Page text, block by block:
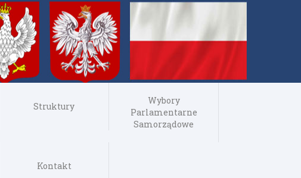
Struktury
Wybory
Parlamentarne
Samorządowe
Kontakt